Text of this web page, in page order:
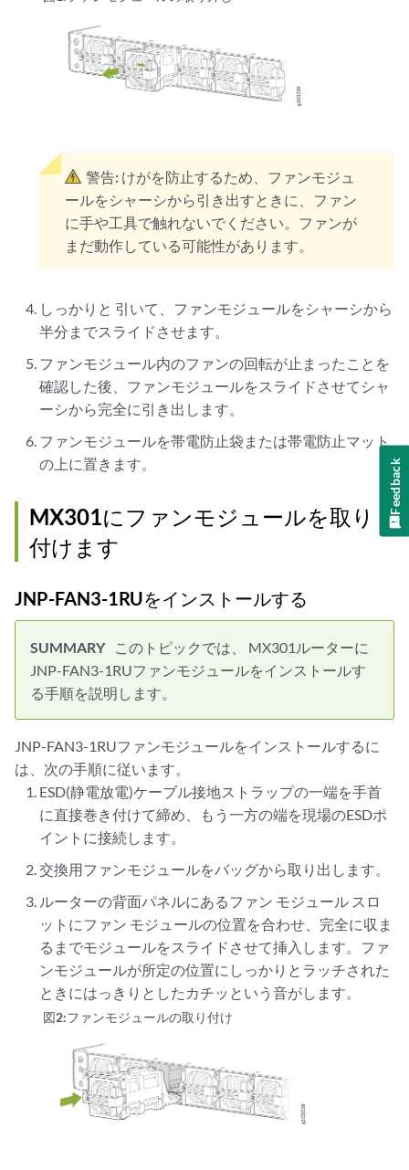
警告: けがを防止するため、ファンモジュ
ールをシャーシから引き出すときに、ファン
に手や工具で触れないでください。ファンが
まだ動作している可能性があります。
しっかりと 引いて、ファンモジュールをシャーシから
半分までスライドさせます。
ファンモジュール内のファンの回転が止まったことを
確認した後、ファンモジュールをスライドさせてシャ
ーシから完全に引き出します。
ファンモジュールを帯電防止袋または帯電防止マット
の上に置きます。
MX301にファンモジュールを取り
付けます
JNP-FAN3-1RUをインストールする
このトピックでは、 MX301ルーターに
JNP-FAN3-1RUファンモジュールをインストールす
る手順を説明します。
JNP-FAN3-1RUファンモジュールをインストールするに
は、次の手順に従います。
ESD(静電放電)ケーブル接地ストラップの一端を手首
に直接巻き付けて締め、もう一方の端を現場のESDポ
イントに接続します。
交換用ファンモジュールをバッグから取り出します。
ルーターの背面パネルにあるファン モジュール スロ
ットにファン モジュールの位置を合わせ、完全に収ま
るまでモジュールをスライドさせて挿入します。ファ
ンモジュールが所定の位置にしっかりとラッチされた
ときにはっきりとしたカチッという音がします。
図2:ファンモジュールの取り付け
Feedback